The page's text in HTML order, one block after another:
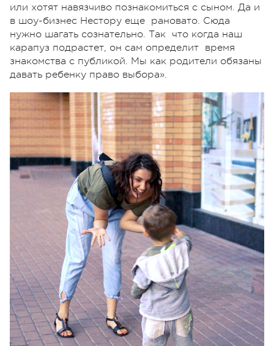
или хотят навязчиво познакомиться с сыном. Да и
в шоу-бизнес Нестору еще рановато. Сюда
нужно шагать сознательно. Так что когда наш
карапуз подрастет, он сам определит время
знакомства с публикой. Мы как родители обязаны
давать ребенку право выбора».